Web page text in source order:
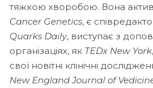
тяжкою хворобою. Вона
Cancer Genetics, є
Quarks Daily, виступає з
організаціях, як TEDx New York
свої новітні клінічні
New England Journal of